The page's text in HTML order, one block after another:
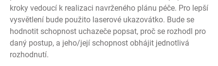
kroky vedoucí k realizaci navrženého plánu péče. Pro lepší
vysvětlení bude použito laserové ukazovátko. Bude se
hodnotit schopnost uchazeče popsat, proč se rozhodl pro
daný postup, a jeho/její schopnost obhájit jednotlivá
rozhodnutí.